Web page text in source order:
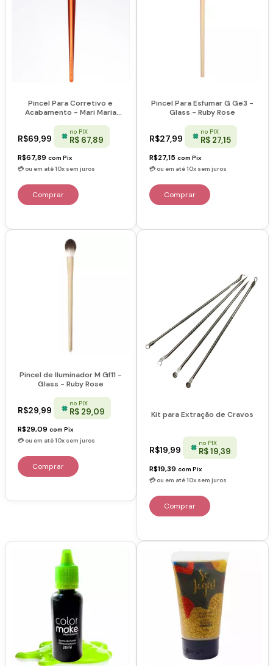
Pincel Para Corretivo e
Acabamento - Mari Maria
R$69,99
no PIX
R$ 67,89
R$67,89 com Pix
Pincel Para Esfumar G Ge3 -
Glass - Ruby Rose
R$27,99
no PIX
R$ 27,15
R$27,15 com Pix
Pincel de Iluminador M Gf11 -
Glass - Ruby Rose
R$29,99
no PIX
R$ 29,09
R$29,09 com Pix
Kit para Extração de Cravos
R$19,99
no PIX
R$ 19,39
R$19,39 com Pix